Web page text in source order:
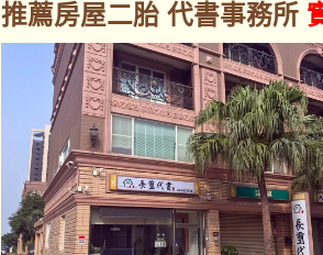
推薦房屋二胎 代書事務所